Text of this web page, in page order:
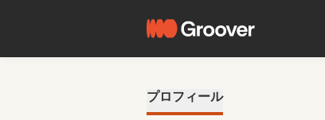
プロフィール